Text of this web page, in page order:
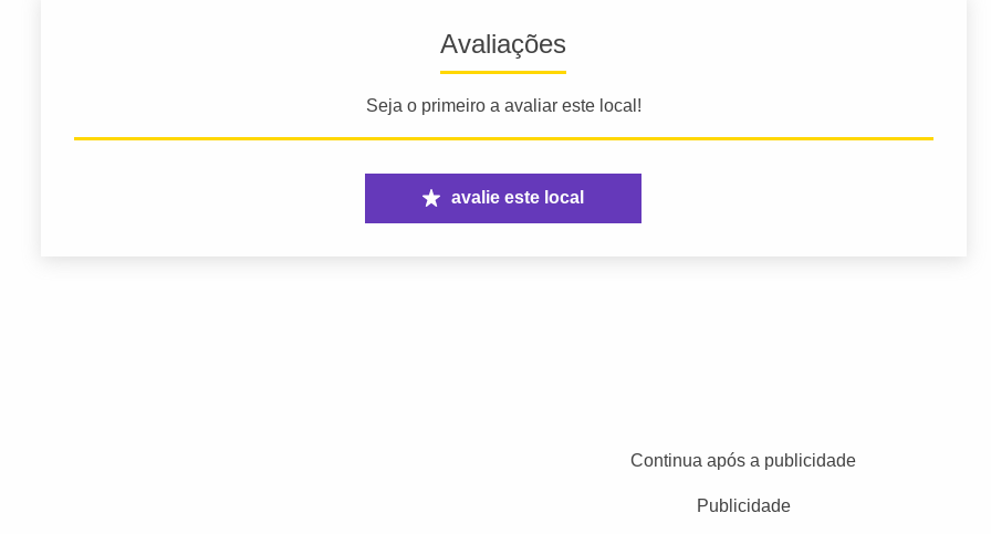
Avaliações
Seja o primeiro a avaliar este local!
avalie este local
Continua após a publicidade
Publicidade